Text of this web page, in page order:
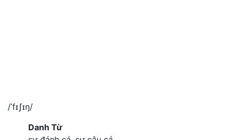
/ˈfɪʃɪŋ/
Danh Từ